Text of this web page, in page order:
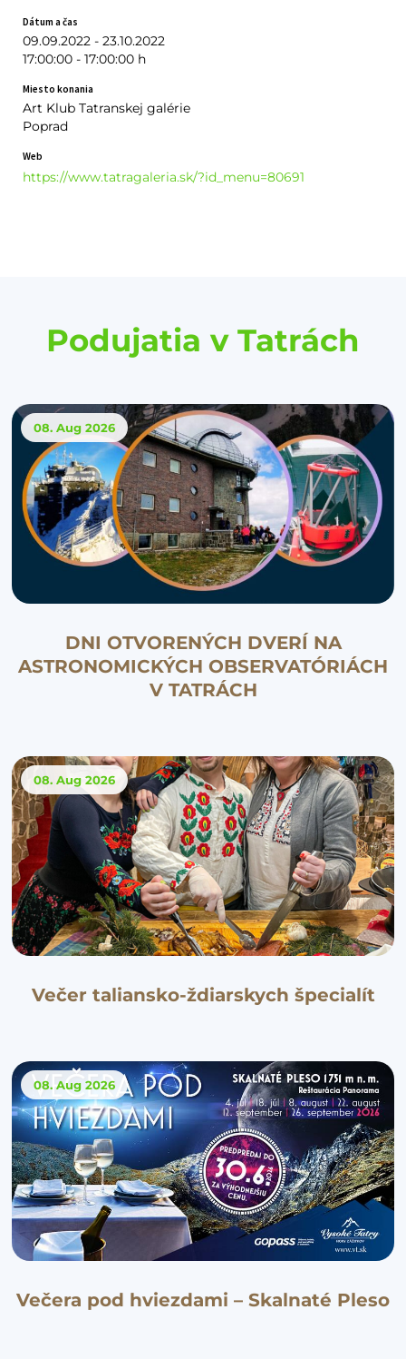
Dátum a čas
09.09.2022 - 23.10.2022
17:00:00 - 17:00:00 h
Miesto konania
Art Klub Tatranskej galérie
Poprad
Web
https://www.tatragaleria.sk/?id_menu=80691
Podujatia v Tatrách
08. Aug 2026
DNI OTVORENÝCH DVERÍ NA
ASTRONOMICKÝCH OBSERVATÓRIÁCH
V TATRÁCH
08. Aug 2026
Večer taliansko-ždiarskych špecialít
08. Aug 2026
Večera pod hviezdami – Skalnaté Pleso